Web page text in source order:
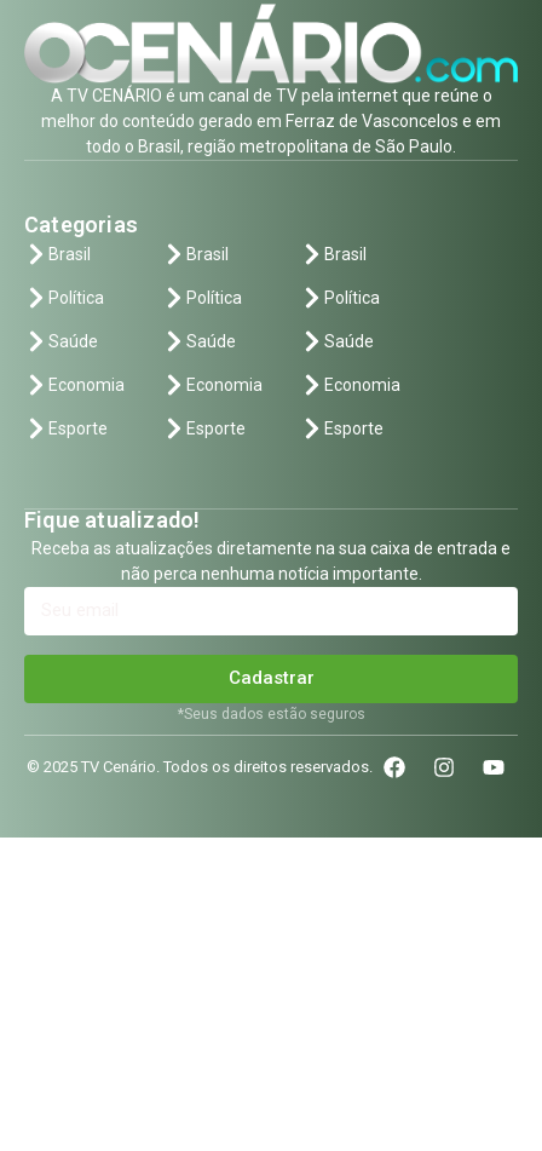
A TV CENÁRIO é um canal de TV pela internet que reúne o
melhor do conteúdo gerado em Ferraz de Vasconcelos e em
todo o Brasil, região metropolitana de São Paulo.
Categorias
Brasil
Política
Saúde
Economia
Esporte
Brasil
Política
Saúde
Economia
Esporte
Brasil
Política
Saúde
Economia
Esporte
Fique atualizado!
Receba as atualizações diretamente na sua caixa de entrada e
não perca nenhuma notícia importante.
Cadastrar
*Seus dados estão seguros
© 2025 TV Cenário. Todos os direitos reservados.